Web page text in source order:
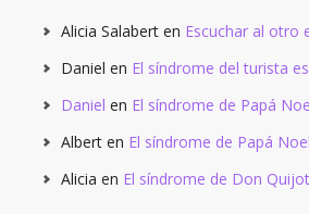
Alicia Salabert en Escuchar al otro
Daniel en El síndrome del turista
Daniel en El síndrome de Papá
Albert en El síndrome de Papá Noel
Alicia en El síndrome de Don